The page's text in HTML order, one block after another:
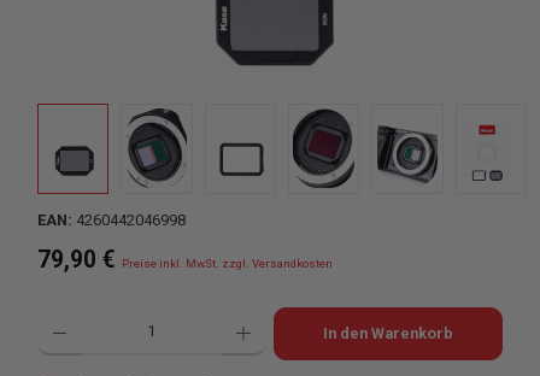
EAN: 4260442046998
Regulärer Preis:
79,90 € Preise inkl. MwSt. zzgl. Versandkosten
Produkt Anzahl: Gib den gewünschten Wert ein oder benutze die
In den Warenkorb